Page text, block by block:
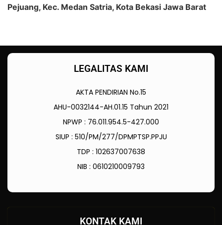
Pejuang, Kec. Medan Satria, Kota Bekasi Jawa Barat
LEGALITAS KAMI
AKTA PENDIRIAN No.15
AHU-0032144-AH.01.15 Tahun 2021
NPWP : 76.011.954.5-427.000
SIUP : 510/PM/277/DPMPTSP.PPJU
TDP : 102637007638
NIB : 0610210009793
KONTAK KAMI